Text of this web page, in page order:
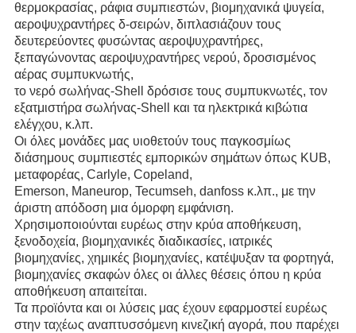
θερμοκρασίας, ράφια συμπιεστών, βιομηχανικά ψυγεία,
αεροψυχραντήρες δ-σειρών, διπλασιάζουν τους
δευτερεύοντες φυσώντας αεροψυχραντήρες,
ξεπαγώνοντας αεροψυχραντήρες νερού, δροσισμένος
αέρας συμπυκνωτής,
το νερό σωλήνας-Shell δρόσισε τους συμπυκνωτές, τον
εξατμιστήρα σωλήνας-Shell και τα ηλεκτρικά κιβώτια
ελέγχου, κ.λπ.
Οι όλες μονάδες μας υιοθετούν τους παγκοσμίως
διάσημους συμπιεστές εμπορικών σημάτων όπως KUB,
μεταφορέας, Carlyle, Copeland,
Emerson, Maneurop, Tecumseh, danfoss κ.λπ., με την
άριστη απόδοση μια όμορφη εμφάνιση.
Χρησιμοποιούνται ευρέως στην κρύα αποθήκευση,
ξενοδοχεία, βιομηχανικές διαδικασίες, ιατρικές
βιομηχανίες, χημικές βιομηχανίες, κατέψυξαν τα φορτηγά,
βιομηχανίες σκαφών όλες οι άλλες θέσεις όπου η κρύα
αποθήκευση απαιτείται.
Τα προϊόντα και οι λύσεις μας έχουν εφαρμοστεί ευρέως
στην ταχέως αναπτυσσόμενη κινεζική αγορά, που παρέχει